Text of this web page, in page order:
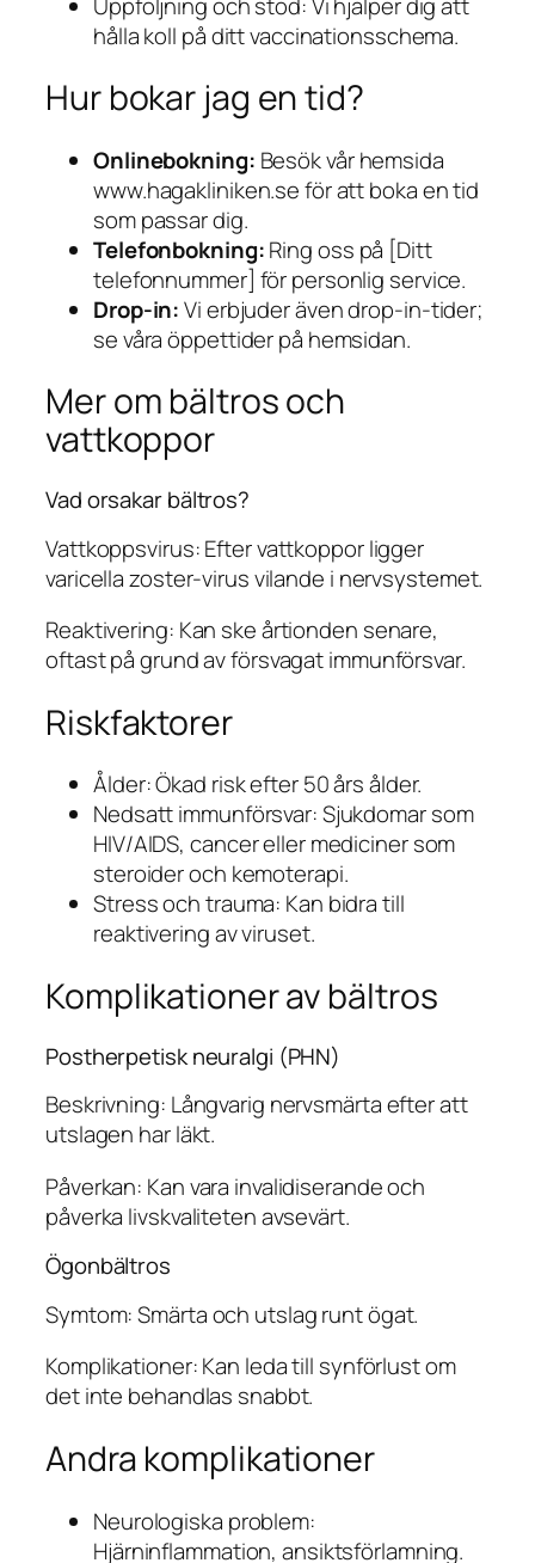
hålla koll på ditt vaccinationsschema.
Hur bokar jag en tid?
Onlinebokning: Besök vår hemsida
www.hagakliniken.se för att boka en tid
som passar dig.
Telefonbokning:Ring oss på [Ditt
telefonnummer] för personlig service.
Drop-in:Vi erbjuder även drop-in-tider;
se våra öppettider på hemsidan.
Mer om bältros och
vattkoppor
Vad orsakar bältros?
Vattkoppsvirus: Efter vattkoppor ligger
varicella zoster-virus vilande i nervsystemet.
Reaktivering: Kan ske årtionden senare,
oftast på grund av försvagat immunförsvar.
Riskfaktorer
Ålder: Ökad risk efter 50 års ålder.
Nedsatt immunförsvar: Sjukdomar som
HIV/AIDS, cancer eller mediciner som
steroider och kemoterapi.
Stress och trauma: Kan bidra till
reaktivering av viruset.
Komplikationer av bältros
Postherpetisk neuralgi (PHN)
Beskrivning: Långvarig nervsmärta efter att
utslagen har läkt.
Påverkan: Kan vara invalidiserande och
påverka livskvaliteten avsevärt.
Ögonbältros
Symtom: Smärta och utslag runt ögat.
Komplikationer: Kan leda till synförlust om
det inte behandlas snabbt.
Andra komplikationer
Neurologiska problem:
Hjärninflammation, ansiktsförlamning.